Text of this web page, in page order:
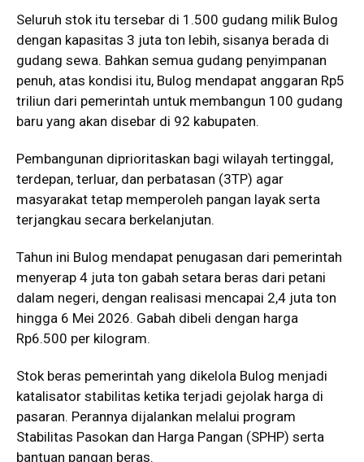
Seluruh stok itu tersebar di 1.500 gudang milik Bulog
dengan kapasitas 3 juta ton lebih, sisanya berada di
gudang sewa. Bahkan semua gudang penyimpanan
penuh, atas kondisi itu, Bulog mendapat anggaran Rp5
triliun dari pemerintah untuk membangun 100 gudang
baru yang akan disebar di 92 kabupaten.
Pembangunan diprioritaskan bagi wilayah tertinggal,
terdepan, terluar, dan perbatasan (3TP) agar
masyarakat tetap memperoleh pangan layak serta
terjangkau secara berkelanjutan.
Tahun ini Bulog mendapat penugasan dari pemerintah
menyerap 4 juta ton gabah setara beras dari petani
dalam negeri, dengan realisasi mencapai 2,4 juta ton
hingga 6 Mei 2026. Gabah dibeli dengan harga
Rp6.500 per kilogram.
Stok beras pemerintah yang dikelola Bulog menjadi
katalisator stabilitas ketika terjadi gejolak harga di
pasaran. Perannya dijalankan melalui program
Stabilitas Pasokan dan Harga Pangan (SPHP) serta
bantuan pangan beras.